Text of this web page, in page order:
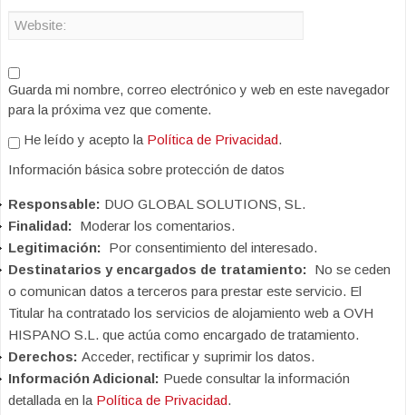
Guarda mi nombre, correo electrónico y web en este navegador
para la próxima vez que comente.
He leído y acepto la Política de Privacidad.
Información básica sobre protección de datos
Responsable: DUO GLOBAL SOLUTIONS, SL.
Finalidad: Moderar los comentarios.
Legitimación: Por consentimiento del interesado.
Destinatarios y encargados de tratamiento: No se ceden
o comunican datos a terceros para prestar este servicio. El
Titular ha contratado los servicios de alojamiento web a OVH
HISPANO S.L. que actúa como encargado de tratamiento.
Derechos: Acceder, rectificar y suprimir los datos.
Información Adicional: Puede consultar la información
detallada en la Política de Privacidad.